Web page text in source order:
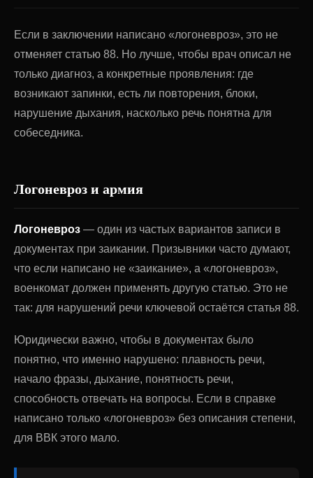
Если в заключении написано «логоневроз», это не
отменяет статью 88. Но лучше, чтобы врач описал не
только диагноз, а конкретные проявления: где
возникают запинки, есть ли повторения, блоки,
нарушение дыхания, насколько речь понятна для
собеседника.
Логоневроз и армия
Логоневроз — один из частых вариантов записи в
документах при заикании. Призывники часто думают,
что если написано не «заикание», а «логоневроз»,
военкомат должен применять другую статью. Это не
так: для нарушений речи ключевой остаётся статья 88.
Юридически важно, чтобы в документах было
понятно, что именно нарушено: плавность речи,
начало фразы, дыхание, понятность речи,
способность отвечать на вопросы. Если в справке
написано только «логоневроз» без описания степени,
для ВВК этого мало.